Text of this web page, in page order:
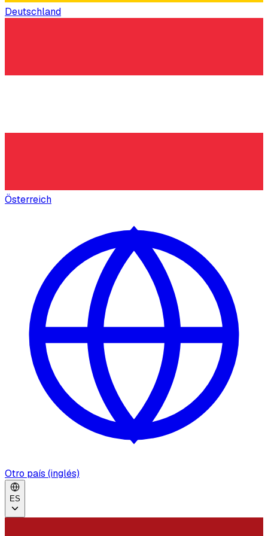
Deutschland
Österreich
Otro país (inglés)
ES